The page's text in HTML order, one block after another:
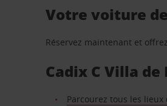
Votre voiture
Réservez maintenant et
Cadix C Villa
Parcourez tous les lieux